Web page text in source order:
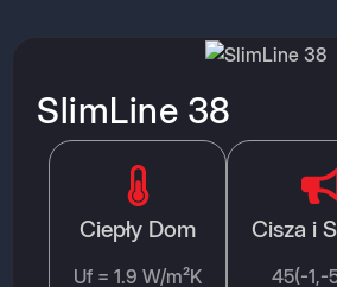
SlimLine 38
Ciepły Dom
Uf = 1.9 W/m²K
Cisza i
45(-1,-